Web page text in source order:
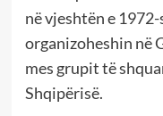
në vjeshtën e
organizoheshin në
mes grupit të
Shqipërisë.